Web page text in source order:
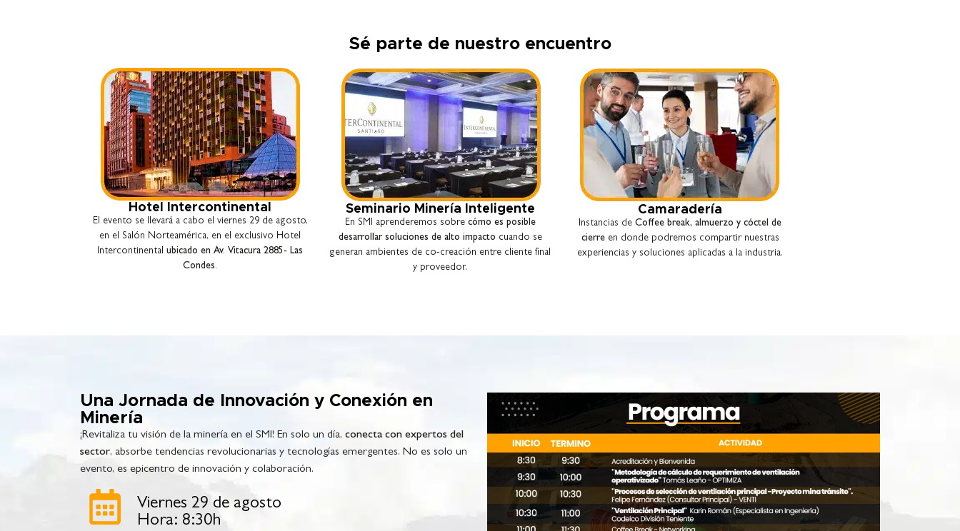
Sé parte de nuestro encuentro
Hotel Intercontinental
El evento se llevará a cabo el viernes 29 de agosto,
en el Salón Norteamérica, en el exclusivo Hotel
Intercontinental ubicado en Av. Vitacura 2885- Las
Condes.
Seminario Minería Inteligente
En SMI aprenderemos sobre cómo es posible
desarrollar soluciones de alto impacto cuando se
generan ambientes de co-creación entre cliente final
y proveedor.
Camaradería
Instancias de Coffee break, almuerzo y cóctel de
cierreen donde podremos compartir nuestras
experiencias y soluciones aplicadas a la industria.
Una Jornada de Innovación y Conexión en
Minería
¡Revitaliza tu visión de la minería en el SMI! En solo un día, conecta con expertos del
sector, absorbe tendencias revolucionarias y tecnologías emergentes. No es solo un
evento, es epicentro de innovación y colaboración.
Viernes 29 de agosto
Hora: 8:30h